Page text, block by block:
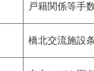
戸籍関係等手
橋北交流施設